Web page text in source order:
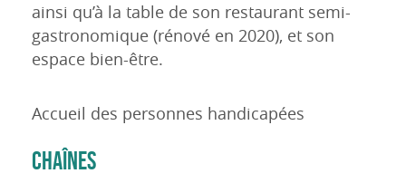
ainsi qu’à la table de son restaurant semi-
gastronomique (rénové en 2020), et son
espace bien-être.
Accueil des personnes handicapées
CHAÎNES